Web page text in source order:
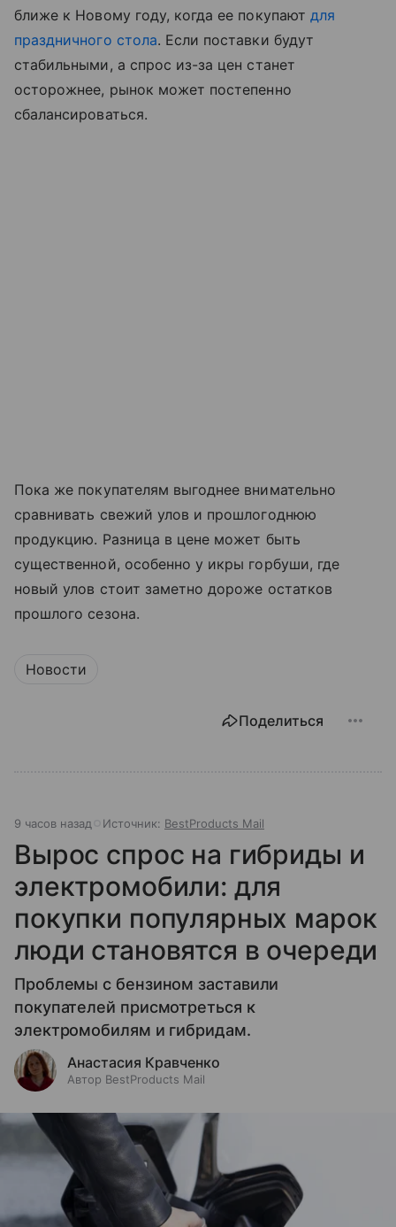
ближе к Новому году, когда ее покупают для
праздничного стола. Если поставки будут
стабильными, а спрос из-за цен станет
осторожнее, рынок может постепенно
сбалансироваться.
Пока же покупателям выгоднее внимательно
сравнивать свежий улов и прошлогоднюю
продукцию. Разница в цене может быть
существенной, особенно у икры горбуши, где
новый улов стоит заметно дороже остатков
прошлого сезона.
Новости
Поделиться
9 часов назад Источник: BestProducts Mail
Вырос спрос на гибриды и
электромобили: для
покупки популярных марок
люди становятся в очереди
Проблемы с бензином заставили
покупателей присмотреться к
электромобилям и гибридам.
Анастасия Кравченко
Автор BestProducts Mail